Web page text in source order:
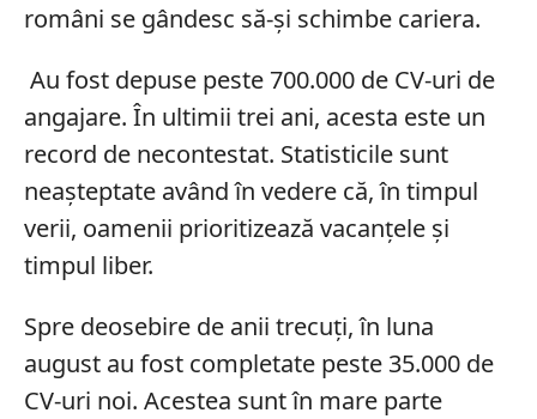
români se gândesc să-și schimbe cariera.
Au fost depuse peste 700.000 de CV-uri de
angajare. În ultimii trei ani, acesta este un
record de necontestat. Statisticile sunt
neașteptate având în vedere că, în timpul
verii, oamenii prioritizează vacanțele și
timpul liber.
Spre deosebire de anii trecuți, în luna
august au fost completate peste 35.000 de
CV-uri noi. Acestea sunt în mare parte